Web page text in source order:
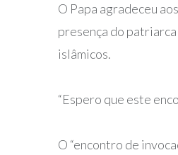
O Papa agradeceu
presença do
islâmicos.
“Espero que este
O “encontro de